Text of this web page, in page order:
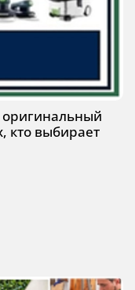
оригинальный
кто выбирает